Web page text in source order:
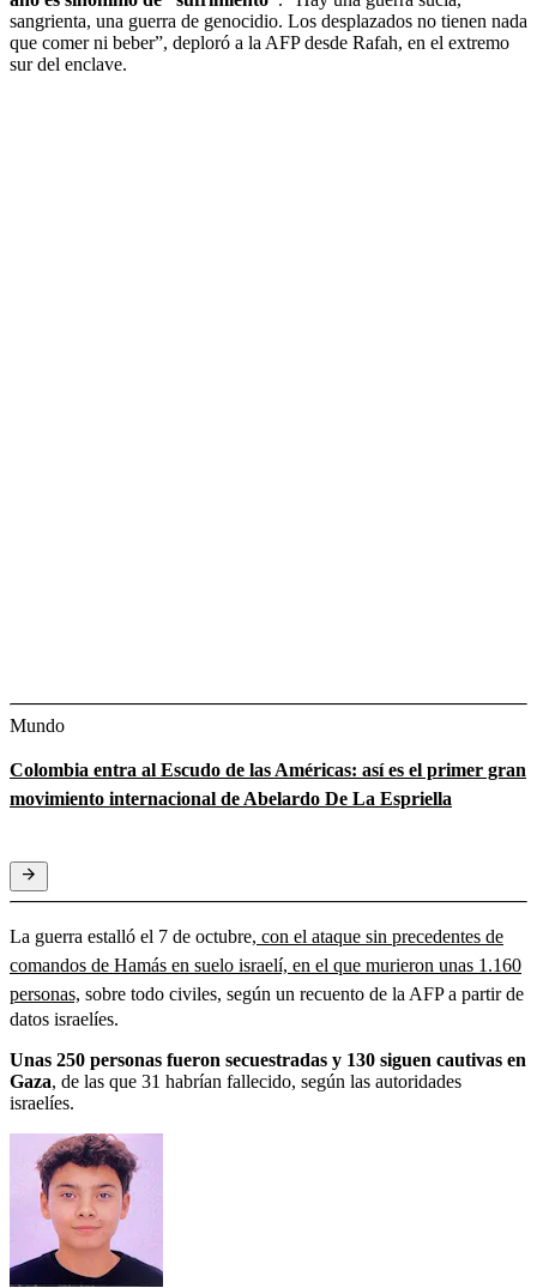
sangrienta, una guerra de genocidio. Los desplazados no tienen nada
que comer ni beber”, deploró a la AFP desde Rafah, en el extremo
sur del enclave.
Mundo
Colombia entra al Escudo de las Américas: así es el primer gran
movimiento internacional de Abelardo De La Espriella
La guerra estalló el 7 de octubre, con el ataque sin precedentes de
comandos de Hamás en suelo israelí, en el que murieron unas 1.160
personas, sobre todo civiles, según un recuento de la AFP a partir de
datos israelíes.
Unas 250 personas fueron secuestradas y 130 siguen cautivas en
Gaza, de las que 31 habrían fallecido, según las autoridades
israelíes.